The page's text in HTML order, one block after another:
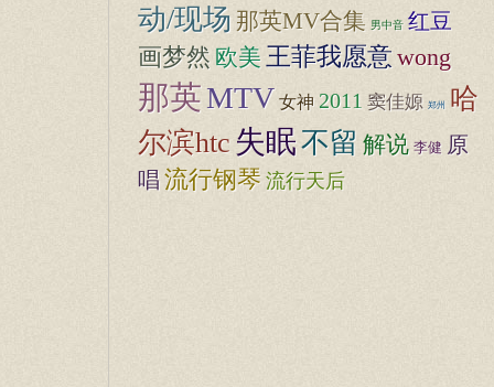
动/现场 那英MV合集 男中音 红豆
画梦然 欧美王菲我愿意wong
那英MTV 女神 2011 窦佳嫄 郑州
哈
尔滨htc 失眠不留 解说 李健 原
唱流行钢琴 流行天后